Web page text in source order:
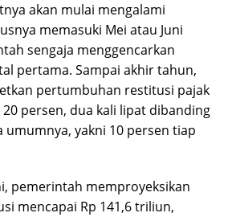
akan mulai mengalami
memasuki Mei atau Juni
sengaja menggencarkan
pertama. Sampai akhir tahun,
pertumbuhan restitusi pajak
20 persen, dua kali lipat dibanding
yakni 10 persen tiap
pemerintah memproyeksikan
mencapai Rp 141,6 triliun,